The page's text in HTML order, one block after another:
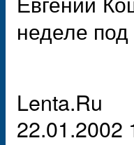
неделе
Lenta.Ru
22.01.2002